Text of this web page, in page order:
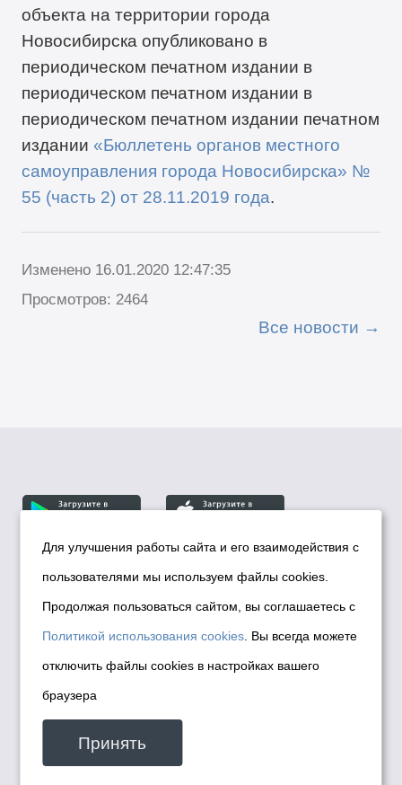
объекта на территории города
Новосибирска опубликовано в
периодическом печатном издании в
периодическом печатном издании в
периодическом печатном издании печатном
издании «Бюллетень органов местного
самоуправления города Новосибирска» №
55 (часть 2) от 28.11.2019 года.
Изменено 16.01.2020 12:47:35
Просмотров: 2464
Все новости
© Департамент информационной политики мэрии
города Новосибирска, 2026
Политика использования Cookies
Политика по обработке персональных
данных в информационных системах
мэрии города Новосибирска
Техническая поддержка сайта -
malinchukvl@mail.ru
Для улучшения работы сайта и его взаимодействия с
пользователями мы используем файлы cookies.
Продолжая пользоваться сайтом, вы соглашаетесь с
Политикой использования cookies . Вы всегда можете
отключить файлы cookies в настройках вашего
браузера
Принять